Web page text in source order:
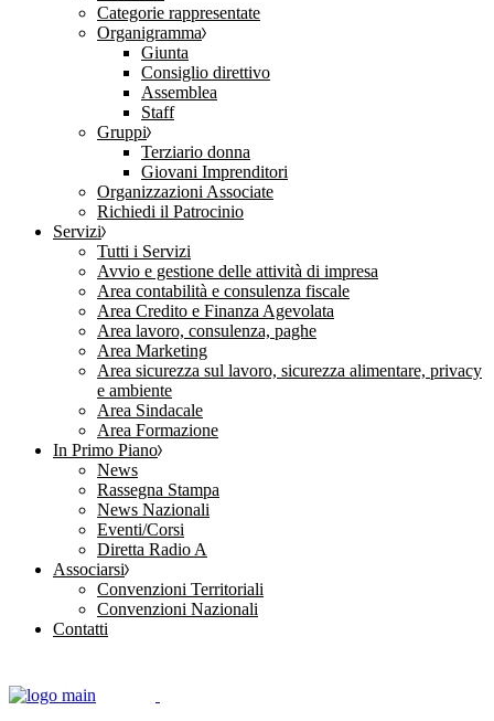
Categorie rappresentate
Organigramma
Giunta
Consiglio direttivo
Assemblea
Staff
Gruppi
Terziario donna
Giovani Imprenditori
Organizzazioni Associate
Richiedi il Patrocinio
Servizi
Tutti i Servizi
Avvio e gestione delle attività di impresa
Area contabilità e consulenza fiscale
Area Credito e Finanza Agevolata
Area lavoro, consulenza, paghe
Area Marketing
Area sicurezza sul lavoro, sicurezza alimentare, privacy
e ambiente
Area Sindacale
Area Formazione
In Primo Piano
News
Rassegna Stampa
News Nazionali
Eventi/Corsi
Diretta Radio A
Associarsi
Convenzioni Territoriali
Convenzioni Nazionali
Contatti